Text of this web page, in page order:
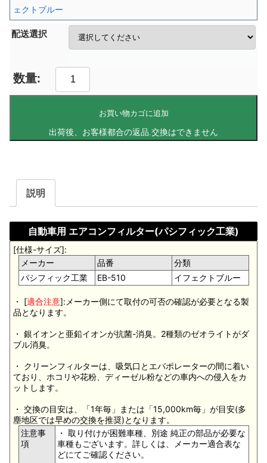
配送選択
お買い物カゴに追加
ェクトブルー
説明
自動車用 エアコンフィルター(パシフィック工業)
[仕様-サイズ]:
メーカー
品番
分類
パシフィック工業
EB-510 イフェクトブルー
・ [適合注意]:メーカー側にて取付の可否の確認が必要となる製
品となります。
・ 銀イオンと亜鉛イオンが抗菌-消臭。2種類のゼオライトがダ
ブル消臭。
・ クリーンフィルターは、吸気口とエバポレーターの間に着い
ており、ホコリや花粉、ディーゼル粉などの車内への侵入をカ
ットします。
・ 交換の目安は、「1年毎」または「15,000km毎」が目安(多
塵地区では早めの交換を推奨)となります。
注意事
項
・ 取り付けが困難車種、別途 純正の部品が必要な
車種もございます。詳しくは、メーカー適合表な
どにてご確認ください。